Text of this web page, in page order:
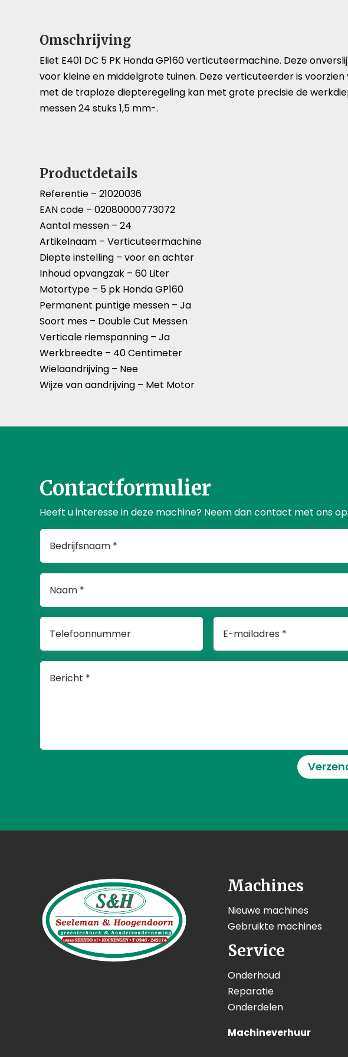
Omschrijving
Eliet E401 DC 5 PK Honda GP160 verticuteermachine. Deze
voor kleine en middelgrote tuinen. Deze verticuteerder is
met de traploze diepteregeling kan met grote precisie de
messen 24 stuks 1,5 mm-.
Productdetails
Referentie –21020036
EAN code –02080000773072
Aantal messen –24
Artikelnaam –Verticuteermachine
Diepte instelling –voor en achter
Inhoud opvangzak –60 Liter
Motortype – 5 pk Honda GP160
Permanent puntige messen –Ja
Soort mes – Double Cut Messen
Verticale riemspanning –Ja
Werkbreedte – 40 Centimeter
Wielaandrijving – Nee
Wijze van aandrijving – Met Motor
Contactformulier
Heeft u interesse in deze machine? Neem dan contact met ons
Machines
Nieuwe machines
Gebruikte machines
Service
Onderhoud
Reparatie
Onderdelen
Machineverhuur